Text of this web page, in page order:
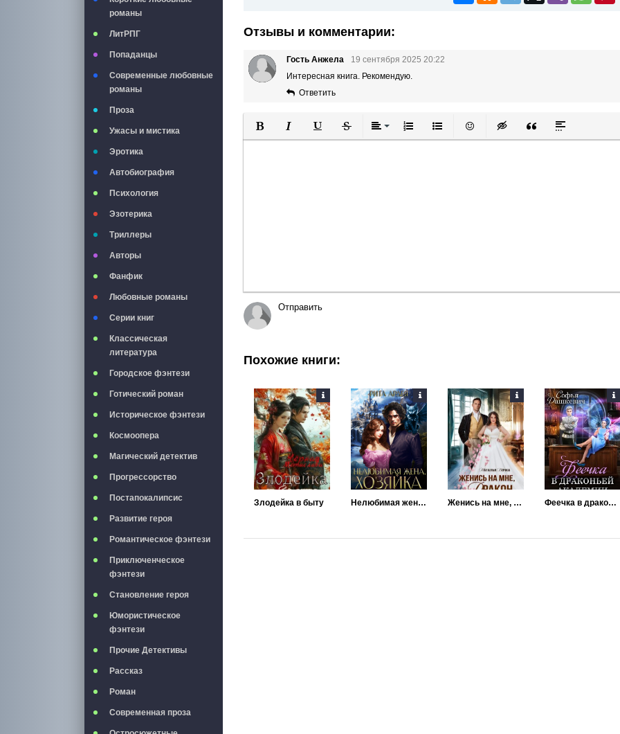
романы
ЛитРПГ
Попаданцы
Современные любовные
романы
Проза
Ужасы и мистика
Эротика
Автобиография
Психология
Эзотерика
Триллеры
Авторы
Фанфик
Любовные романы
Серии книг
Классическая
литература
Городское фэнтези
Готический роман
Историческое фэнтези
Космоопера
Магический детектив
Прогрессорство
Постапокалипсис
Развитие героя
Романтическое фэнтези
Приключенческое
фэнтези
Становление героя
Юмористическое
фэнтези
Прочие Детективы
Рассказ
Роман
Современная проза
Отзывы и комментарии:
Гость Анжела
19 сентября 2025 20:22
Интересная книга. Рекомендую.
Ответить
Полужирный
КурсивПодчеркнутый
ЗачеркнутыйВыравнивание
Нумерованный список
Маркированный список
Вставить смайлик
Вставка скрытого текста
Вставка цитаты
Вставка
Отправить
Похожие книги:
Злодейка в быту Нелюбимая жена. Хозяйка зимнего курорта Женись на мне, Дракон Феечка в драконьей академии